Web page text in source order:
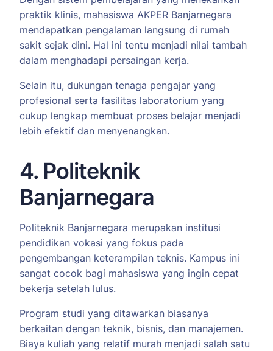
praktik klinis, mahasiswa AKPER Banjarnegara
mendapatkan pengalaman langsung di rumah
sakit sejak dini. Hal ini tentu menjadi nilai tambah
dalam menghadapi persaingan kerja.
Selain itu, dukungan tenaga pengajar yang
profesional serta fasilitas laboratorium yang
cukup lengkap membuat proses belajar menjadi
lebih efektif dan menyenangkan.
4. Politeknik
Banjarnegara
Politeknik Banjarnegara merupakan institusi
pendidikan vokasi yang fokus pada
pengembangan keterampilan teknis. Kampus ini
sangat cocok bagi mahasiswa yang ingin cepat
bekerja setelah lulus.
Program studi yang ditawarkan biasanya
berkaitan dengan teknik, bisnis, dan manajemen.
Biaya kuliah yang relatif murah menjadi salah satu